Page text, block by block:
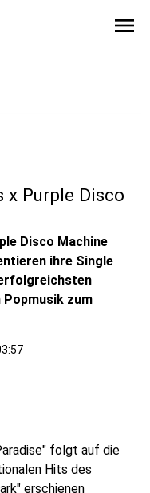
menu
x Purple Disco
Disco Machine
ihre Single
zum
folgt auf die
Hits des
erschienen